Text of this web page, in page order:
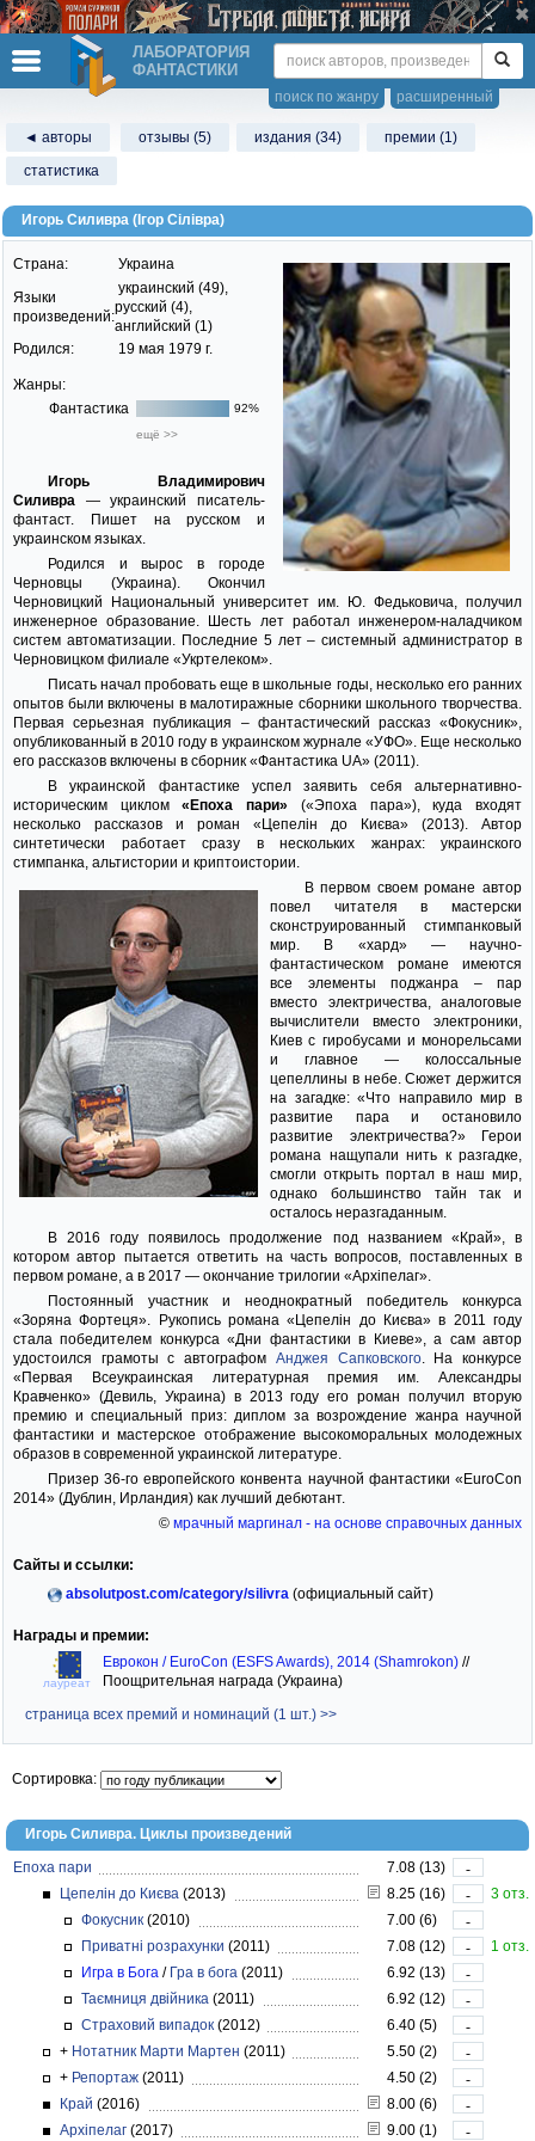
ЛАБОРАТОРИЯ
ФАНТАСТИКИ
расширенный
поиск по жанру
◄ авторы отзывы (5) издания (34)
премии (1)
статистика
Игорь Силивра (Ігор Сілівра)
Страна:
Украина
Языки
произведений:
украинский (49),
русский (4),
английский (1)
Родился:
19 мая 1979 г.
Жанры:
Фантастика
92%
ещё >>
Игорь Владимирович
Силивра — украинский писатель-
фантаст. Пишет на русском и
украинском языках.
Родился и вырос в городе
Черновцы (Украина). Окончил
Черновицкий Национальный университет им. Ю. Федьковича, получил
инженерное образование. Шесть лет работал инженером-наладчиком
систем автоматизации. Последние 5 лет – системный администратор в
Черновицком филиале «Укртелеком».
Писать начал пробовать еще в школьные годы, несколько его ранних
опытов были включены в малотиражные сборники школьного творчества.
Первая серьезная публикация – фантастический рассказ «Фокусник»,
опубликованный в 2010 году в украинском журнале «УФО». Еще несколько
его рассказов включены в сборник «Фантастика UA» (2011).
В украинской фантастике успел заявить себя альтернативно-
историческим циклом«Епоха пари» («Эпоха пара»), куда входят
несколько рассказов и роман «Цепелін до Києва» (2013). Автор
синтетически работает сразу в нескольких жанрах: украинского
стимпанка, альтистории и криптоистории.
В первом своем романе автор
повел читателя в мастерски
сконструированный стимпанковый
мир. В «хард» — научно-
фантастическом романе имеются
все элементы поджанра – пар
вместо электричества, аналоговые
вычислители вместо электроники,
Киев с гиробусами и монорельсами
и главное — колоссальные
цепеллины в небе. Сюжет держится
на загадке: «Что направило мир в
развитие пара и остановило
развитие электричества?» Герои
романа нащупали нить к разгадке,
смогли открыть портал в наш мир,
однако большинство тайн так и
осталось неразгаданным.
В 2016 году появилось продолжение под названием «Край», в
котором автор пытается ответить на часть вопросов, поставленных в
первом романе, а в 2017 — окончание трилогии «Архіпелаг».
Постоянный участник и неоднократный победитель конкурса
«Зоряна Фортеця». Рукопись романа «Цепелін до Києва» в 2011 году
стала победителем конкурса «Дни фантастики в Киеве», а сам автор
удостоился грамоты с автографом Анджея Сапковского. На конкурсе
«Первая Всеукраинская литературная премия им. Александры
Кравченко» (Девиль, Украина) в 2013 году его роман получил вторую
премию и специальный приз: диплом за возрождение жанра научной
фантастики и мастерское отображение высокоморальных молодежных
образов в современной украинской литературе.
Призер 36-го европейского конвента научной фантастики «EuroCon
2014» (Дублин, Ирландия) как лучший дебютант.
© мрачный маргинал - на основе справочных данных
Сайты и ссылки:
absolutpost.com/category/silivra(официальный сайт)
Награды и премии:
лауреат
Еврокон / EuroCon (ESFS Awards), 2014 (Shamrokon) //
Поощрительная награда (Украина)
страница всех премий и номинаций (1 шт.) >>
Сортировка:
Игорь Силивра. Циклы произведений
Епоха пари
7.08 (13)
-
Цепелін до Києва (2013) 8.25 (16) -
3 отз.
Фокусник (2010) 7.00 (6)
-
Приватні розрахунки (2011) 7.08 (12) -
1 отз.
Игра в Бога / Гра в бога (2011) 6.92 (13)
-
Таємниця двійника (2011) 6.92 (12)
-
Страховий випадок (2012) 6.40 (5)
-
+ Нотатник Марти Мартен (2011) 5.50 (2)
-
+ Репортаж (2011) 4.50 (2)
-
Край (2016) 8.00 (6)
-
Архіпелаг (2017) 9.00 (1) -